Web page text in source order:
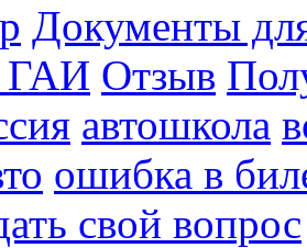
Документы
ГАИ Отзыв
автошкола
ошибка в
свой вопрос